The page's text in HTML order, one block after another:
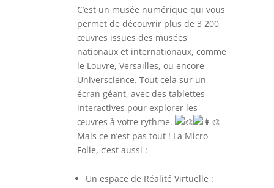
C’est un musée numérique qui vous
permet de découvrir plus de 3 200
œuvres issues des musées
nationaux et internationaux, comme
le Louvre, Versailles, ou encore
Universcience. Tout cela sur un
écran géant, avec des tablettes
interactives pour explorer les
œuvres à votre rythme.
Mais ce n’est pas tout ! La Micro-
Folie, c’est aussi :
Un espace de Réalité Virtuelle :